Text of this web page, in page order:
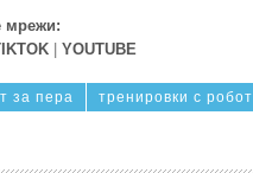
мрежи:
YOUTUBE
за пера тренировки с робот